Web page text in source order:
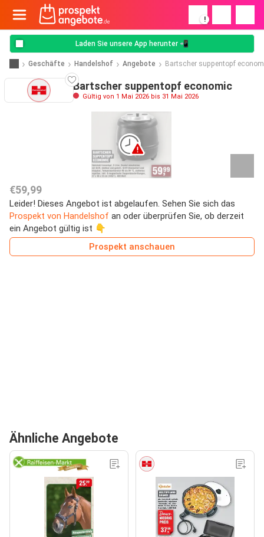
!
Laden Sie unsere App herunter 📲
Geschäfte Handelshof Angebote Bartscher suppentopf
Bartscher suppentopf economic
Gültig von 1 Mai 2026 bis 31 Mai 2026
€59,99
Leider! Dieses Angebot ist abgelaufen. Sehen Sie sich das
Prospekt von Handelshof an oder überprüfen Sie, ob derzeit
ein Angebot gültig ist 👇
Prospekt anschauen
Ähnliche Angebote